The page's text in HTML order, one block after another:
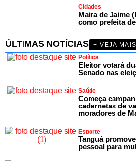
Cidades
Maira de Jaime
como prefeita
ÚLTIMAS NOTÍCIAS
+ VEJA MAIS
Política
Eleitor votará
Senado nas
Saúde
Começa
cadernetas de
moradores de
Esporte
Tanguá
pessoal para